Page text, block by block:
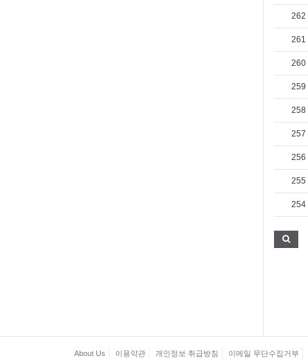
262
261
260
259
258
257
256
255
254
About Us 이용약관 개인정보 취급방침 이메일 무단수집거부